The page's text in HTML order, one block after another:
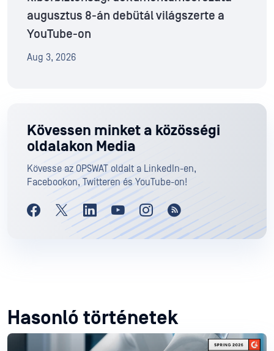
augusztus 8-án debütál világszerte a
YouTube-on
Aug 3, 2026
Kövessen minket a közösségi
oldalakon Media
Kövesse az OPSWAT oldalt a LinkedIn-en,
Facebookon, Twitteren és YouTube-on!
Hasonló történetek